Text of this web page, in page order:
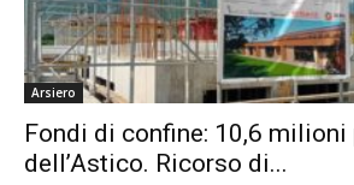
Arsiero
Fondi di confine: 10,6 milioni
dell’Astico. Ricorso di...